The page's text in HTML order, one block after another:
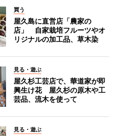
買う
屋久島に直営店「農家の
店」 自家栽培フルーツやオ
リジナルの加工品、草木染
見る・遊ぶ
屋久杉工芸店で、華道家が即
興生け花 屋久杉の原木や工
芸品、流木を使って
見る・遊ぶ